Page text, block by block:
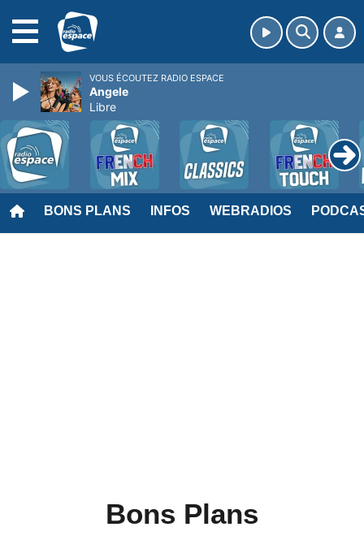
BONS PLANS INFOS WEBRADIOS
Bons Plans
VOUS ÉCOUTEZ RADIO ESPACE
Angele
Libre